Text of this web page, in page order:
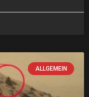
ALLGEMEIN